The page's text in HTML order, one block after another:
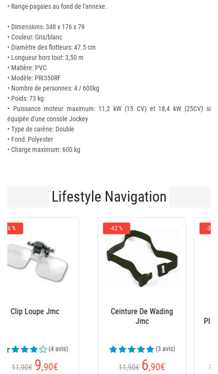
• Range-pagaies au fond de l'annexe.
• Dimensions: 348 x 176 x 79
• Couleur: Gris/blanc
• Diamètre des flotteurs: 47.5 cm
• Longueur hors tout: 3,50 m
• Matière: PVC
• Modèle: PRI350RF
• Nombre de personnes: 4 / 600kg
• Poids: 73 kg
• Puissance moteur maximum: 11,2 kW (15 CV) et 18,4 kW (25CV) si
équipée d'une console Jockey
• Type de carène: Double
• Fond: Polyester
• Charge maximum: 600 kg
Lifestyle Navigation
Veste Homme
144€ Dès 98
Veste Homme
Plastimo Xm Coastal -
Dès 144